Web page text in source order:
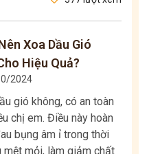
Xoa Dầu Gió
Hiệu Quả?
2024
gió không, có an toàn
chị em. Điều này hoàn
bụng âm ỉ trong thời
mệt mỏi, làm giảm chất